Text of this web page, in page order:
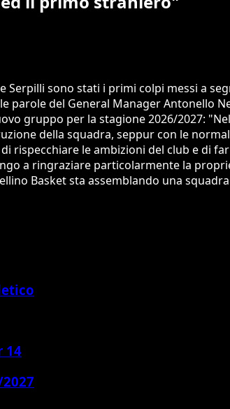
Serpilli sono stati i primi colpi messi a
del General Manager Antonello
gruppo per la stagione 2026/2027:
della squadra, seppur con le
rispecchiare le ambizioni del club e di
a ringraziare particolarmente la
Basket sta assemblando una
14